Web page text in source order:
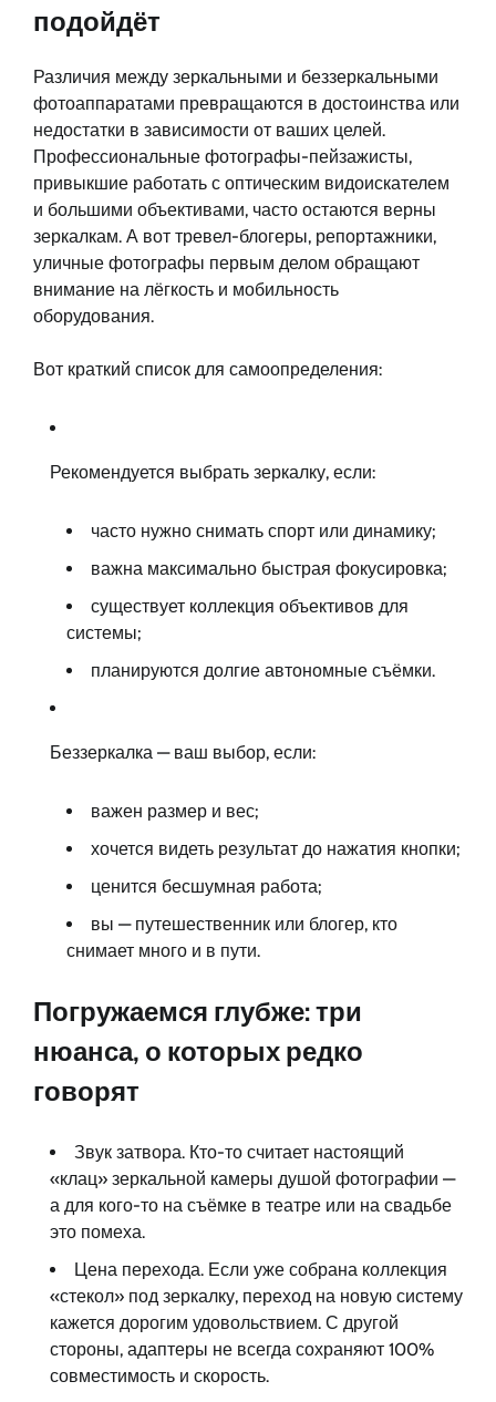
подойдёт
Различия между зеркальными и беззеркальными
фотоаппаратами превращаются в достоинства или
недостатки в зависимости от ваших целей.
Профессиональные фотографы-пейзажисты,
привыкшие работать с оптическим видоискателем
и большими объективами, часто остаются верны
зеркалкам. А вот тревел-блогеры, репортажники,
уличные фотографы первым делом обращают
внимание на лёгкость и мобильность
оборудования.
Вот краткий список для самоопределения:
Рекомендуется выбрать зеркалку, если:
часто нужно снимать спорт или динамику;
важна максимально быстрая фокусировка;
существует коллекция объективов для
системы;
планируются долгие автономные съёмки.
Беззеркалка — ваш выбор, если:
важен размер и вес;
хочется видеть результат до нажатия кнопки;
ценится бесшумная работа;
вы — путешественник или блогер, кто
снимает много и в пути.
Погружаемся глубже: три
нюанса, о которых редко
говорят
Звук затвора. Кто-то считает настоящий
«клац» зеркальной камеры душой фотографии —
а для кого-то на съёмке в театре или на свадьбе
это помеха.
Цена перехода. Если уже собрана коллекция
«стекол» под зеркалку, переход на новую систему
кажется дорогим удовольствием. С другой
стороны, адаптеры не всегда сохраняют 100%
совместимость и скорость.